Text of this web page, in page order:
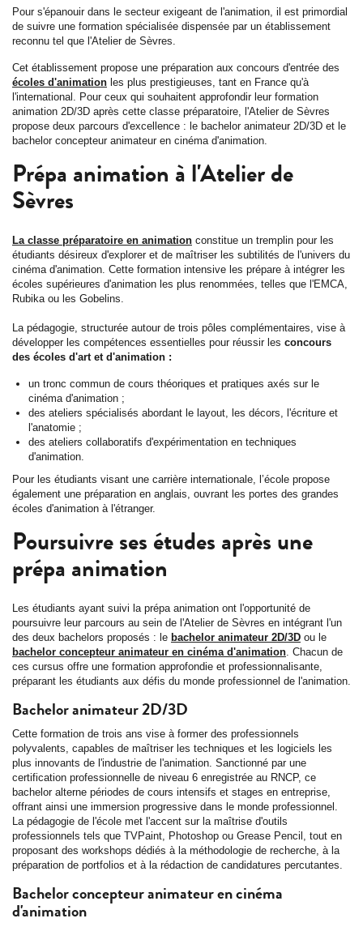
Pour s'épanouir dans le secteur exigeant de l'animation, il est primordial
de suivre une formation spécialisée dispensée par un établissement
reconnu tel que l'Atelier de Sèvres.
Cet établissement propose une préparation aux concours d'entrée des
écoles d'animation les plus prestigieuses, tant en France qu'à
l'international. Pour ceux qui souhaitent approfondir leur formation
animation 2D/3D après cette classe préparatoire, l'Atelier de Sèvres
propose deux parcours d'excellence : le bachelor animateur 2D/3D et le
bachelor concepteur animateur en cinéma d'animation.
Prépa animation à l'Atelier de
Sèvres
La classe préparatoire en animation constitue un tremplin pour les
étudiants désireux d'explorer et de maîtriser les subtilités de l'univers du
cinéma d'animation. Cette formation intensive les prépare à intégrer les
écoles supérieures d'animation les plus renommées, telles que l'EMCA,
Rubika ou les Gobelins.
La pédagogie, structurée autour de trois pôles complémentaires, vise à
développer les compétences essentielles pour réussir les concours
des écoles d'art et d'animation :
un tronc commun de cours théoriques et pratiques axés sur le
cinéma d'animation ;
des ateliers spécialisés abordant le layout, les décors, l'écriture et
l'anatomie ;
des ateliers collaboratifs d'expérimentation en techniques
d'animation.
Pour les étudiants visant une carrière internationale, l’école propose
également une préparation en anglais, ouvrant les portes des grandes
écoles d'animation à l'étranger.
Poursuivre ses études après une
prépa animation
Les étudiants ayant suivi la prépa animation ont l'opportunité de
poursuivre leur parcours au sein de l'Atelier de Sèvres en intégrant l'un
des deux bachelors proposés : le bachelor animateur 2D/3D ou le
bachelor concepteur animateur en cinéma d'animation. Chacun de
ces cursus offre une formation approfondie et professionnalisante,
préparant les étudiants aux défis du monde professionnel de l'animation.
Bachelor animateur 2D/3D
Cette formation de trois ans vise à former des professionnels
polyvalents, capables de maîtriser les techniques et les logiciels les
plus innovants de l'industrie de l'animation. Sanctionné par une
certification professionnelle de niveau 6 enregistrée au RNCP, ce
bachelor alterne périodes de cours intensifs et stages en entreprise,
offrant ainsi une immersion progressive dans le monde professionnel.
La pédagogie de l'école met l'accent sur la maîtrise d'outils
professionnels tels que TVPaint, Photoshop ou Grease Pencil, tout en
proposant des workshops dédiés à la méthodologie de recherche, à la
préparation de portfolios et à la rédaction de candidatures percutantes.
Bachelor concepteur animateur en cinéma
d'animation